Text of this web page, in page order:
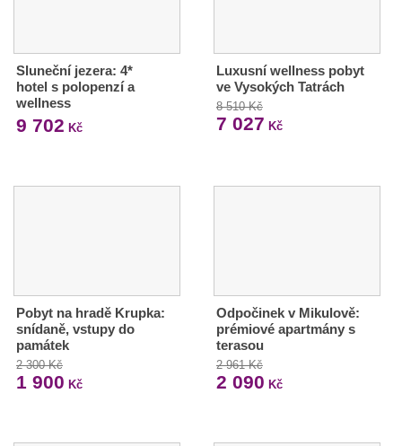
Sluneční jezera: 4*
hotel s polopenzí a
wellness
9 702 Kč
Luxusní wellness pobyt
ve Vysokých Tatrách
8 510 Kč
7 027 Kč
Pobyt na hradě Krupka:
snídaně, vstupy do
památek
2 300 Kč
1 900 Kč
Odpočinek v Mikulově:
prémiové apartmány s
terasou
2 961 Kč
2 090 Kč